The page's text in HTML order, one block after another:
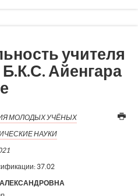
учителя
Айенгара
МОЛОДЫХ УЧЁНЫХ
НАУКИ
37.02